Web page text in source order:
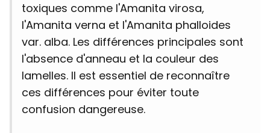
toxiques comme l'Amanita virosa,
l'Amanita verna et l'Amanita phalloides
var. alba. Les différences principales sont
l'absence d'anneau et la couleur des
lamelles. Il est essentiel de reconnaître
ces différences pour éviter toute
confusion dangereuse.